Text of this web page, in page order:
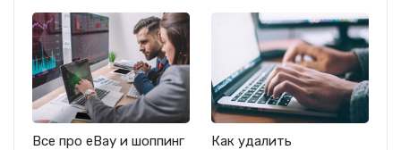
Все про eBay и шоппинг
Как удалить